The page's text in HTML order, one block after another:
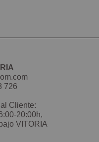
independencia de los
reformas e
726
Cliente:
20:00h,
VITORIA